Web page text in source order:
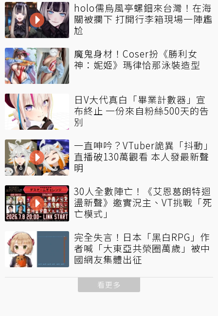
holo儒烏風亭螺鈿來台灣！在海
關被攔下 打開行李箱現場一陣尷
尬
魔鬼身材！Coser扮《勝利女
神：妮姬》瑪律恰那泳裝造型
日V大代真白「畢業計數器」宣
布終止 一份來自粉絲500天的告
別
一直呻吟？VTuber詭異「抖動」
直播破130萬觀看 本人發最新聲
明
30人全數陣亡！《艾恩葛朗特迴
盪新聲》邀實況主、VT挑戰「死
亡模式」
完全失言！日本「黑白RPG」作
者喊「大東亞共榮圈萬歲」被中
國網友集體出征
看更多